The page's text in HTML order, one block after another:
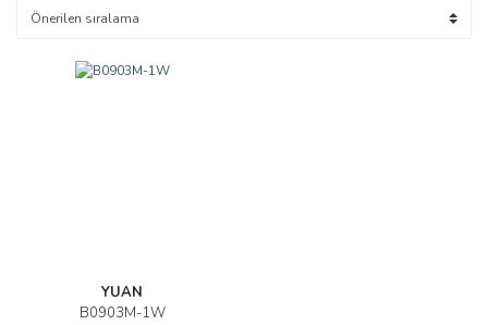
YUAN
B0903M-1W